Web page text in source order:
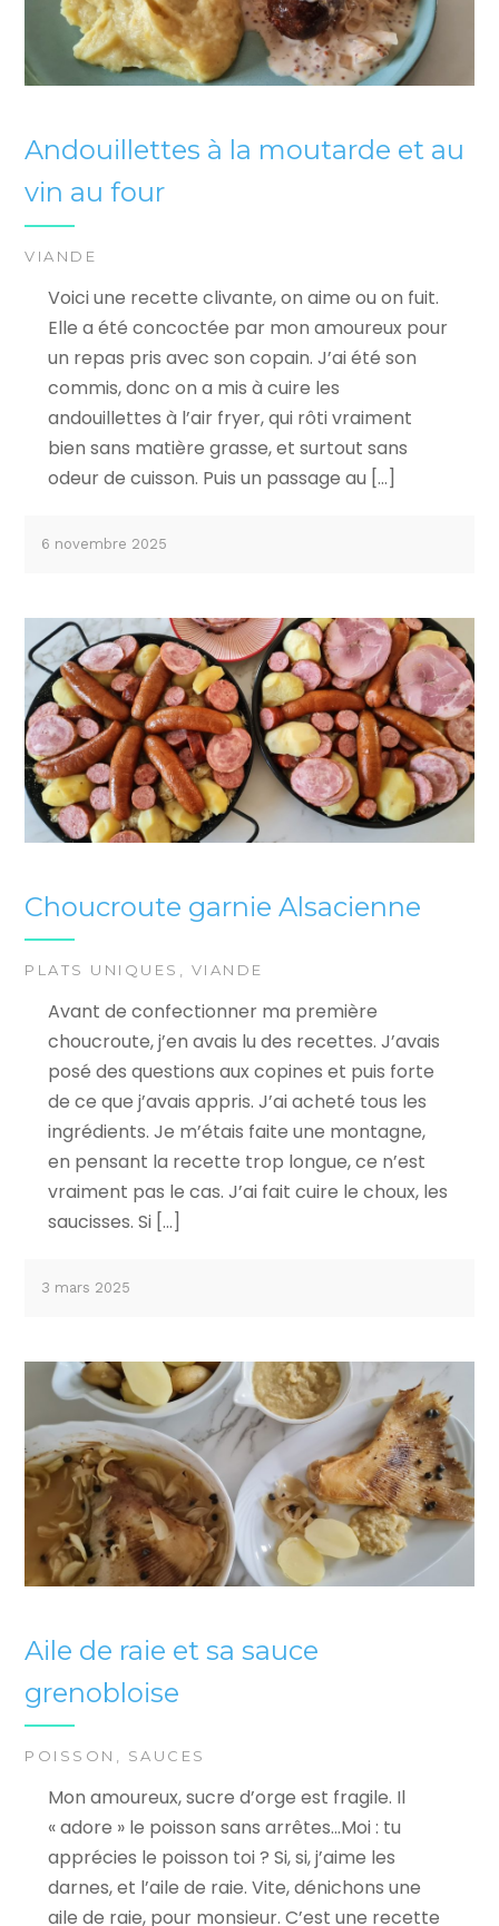
Andouillettes à la moutarde et au
vin au four
VIANDE
Voici une recette clivante, on aime ou on fuit.
Elle a été concoctée par mon amoureux pour
un repas pris avec son copain. J’ai été son
commis, donc on a mis à cuire les
andouillettes à l’air fryer, qui rôti vraiment
bien sans matière grasse, et surtout sans
odeur de cuisson. Puis un passage au […]
6 novembre 2025
Choucroute garnie Alsacienne
PLATS UNIQUES VIANDE
Avant de confectionner ma première
choucroute, j’en avais lu des recettes. J’avais
posé des questions aux copines et puis forte
de ce que j’avais appris. J’ai acheté tous les
ingrédients. Je m’étais faite une montagne,
en pensant la recette trop longue, ce n’est
vraiment pas le cas. J’ai fait cuire le choux, les
saucisses. Si […]
3 mars 2025
Aile de raie et sa sauce
grenobloise
POISSON , SAUCES
Mon amoureux, sucre d’orge est fragile. Il
« adore » le poisson sans arrêtes…Moi : tu
apprécies le poisson toi ? Si, si, j’aime les
darnes, et l’aile de raie. Vite, dénichons une
aile de raie, pour monsieur. C’est une recette